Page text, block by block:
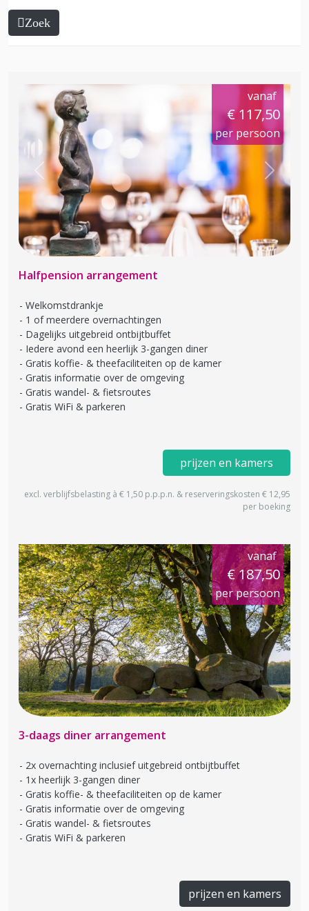
Zoek
vanaf
€ 117,50
per persoon
Previous Next
Halfpension arrangement
Welkomstdrankje
1 of meerdere overnachtingen
Dagelijks uitgebreid ontbijtbuffet
Iedere avond een heerlijk 3-gangen diner
Gratis koffie- & theefaciliteiten op de kamer
Gratis informatie over de omgeving
Gratis wandel- & fietsroutes
Gratis WiFi & parkeren
prijzen en kamers
excl. verblijfsbelasting à € 1,50 p.p.p.n. & reserveringskosten € 12,95
per boeking
vanaf
€ 187,50
per persoon
Previous Next
3-daags diner arrangement
2x overnachting inclusief uitgebreid ontbijtbuffet
1x heerlijk 3-gangen diner
Gratis koffie- & theefaciliteiten op de kamer
Gratis informatie over de omgeving
Gratis wandel- & fietsroutes
Gratis WiFi & parkeren
prijzen en kamers